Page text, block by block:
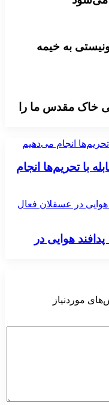
به خیمه‌
خاک مقدس ما را
تحریم‌ها انجام می‌دهیم
با تحریم‌ها انجام
هوایی در عسقلان فعال
هوایی در
موردنیاز